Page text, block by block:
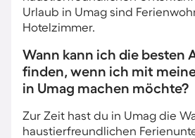
Urlaub in Umag sind
Hotelzimmer.
Wann kann ich die besten
finden, wenn ich mit
in Umag machen möchte?
Zur Zeit hast du in Umag die
haustierfreundlichen